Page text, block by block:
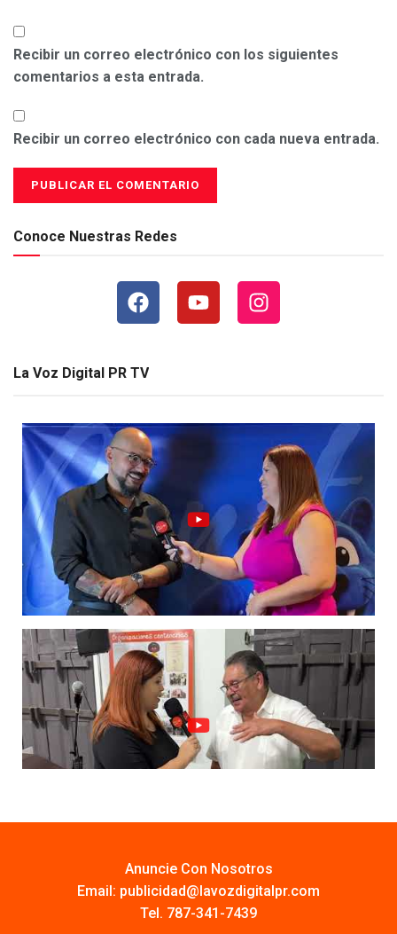
Recibir un correo electrónico con los siguientes
comentarios a esta entrada.
Recibir un correo electrónico con cada nueva entrada.
Conoce Nuestras Redes
La Voz Digital PR TV
Anuncie Con Nosotros
Email: publicidad@lavozdigitalpr.com
Tel. 787-341-7439